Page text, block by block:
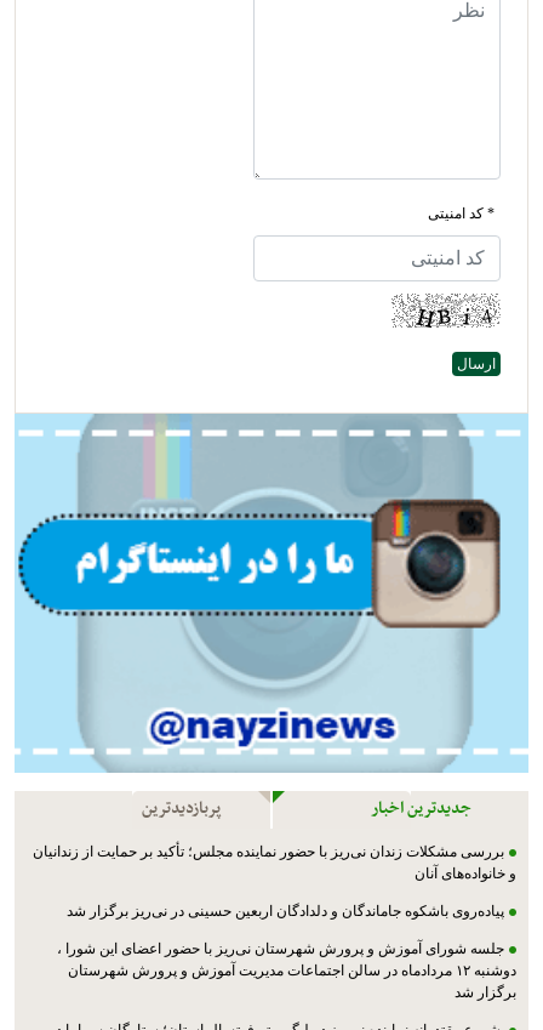
* کد امنیتی
جدیدترین اخبار پربازدیدترین
بررسی مشکلات زندان نی‌ریز با حضور نماینده مجلس؛ تأکید بر حمایت از زندانیان
و خانواده‌های آنان
پیاده‌روی باشکوه جاماندگان و دلدادگان اربعین حسینی در نی‌ریز برگزار شد
جلسه شورای آموزش و پرورش شهرستان نی‌ریز با حضور اعضای این شورا ،
دوشنبه ۱۲ مردادماه در سالن اجتماعات مدیریت آموزش و پرورش شهرستان
برگزار شد